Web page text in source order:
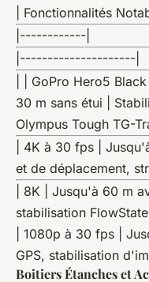
| Fonctionnalités
|------------|
|---------------------|
| | GoPro Hero5
30 m sans étui |
Olympus Tough TG-
| 4K à 30 fps |
et de déplacement,
| 8K | Jusqu'à 60 m
stabilisation
| 1080p à 30 fps |
GPS, stabilisation
Boitiers Étanches et